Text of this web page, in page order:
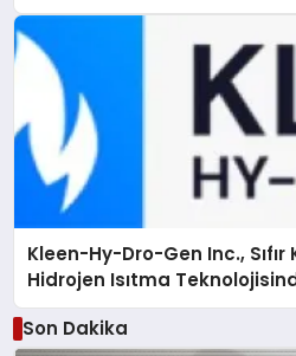
Kleen-Hy-Dro-Gen Inc.,
Hidrojen Isıtma
Düzenleyici Onaylarını Aldı
Son Dakika